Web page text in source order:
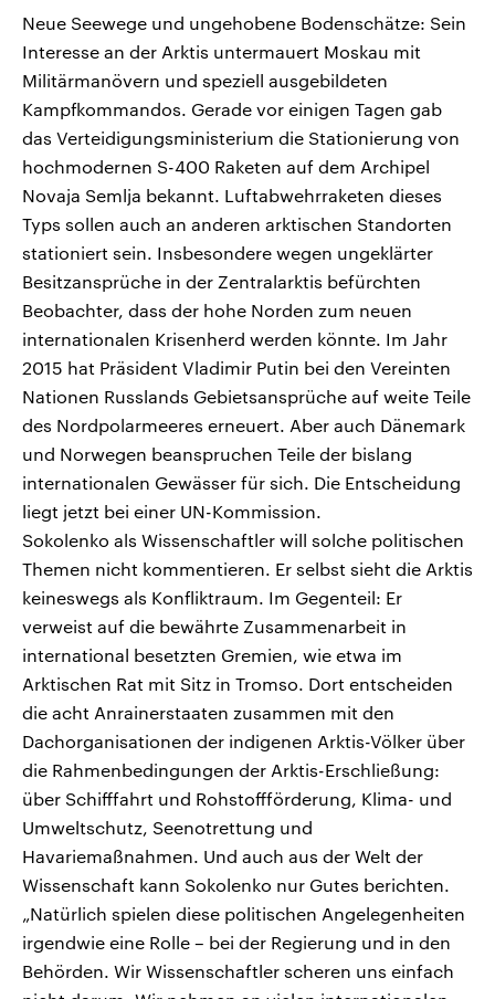
Neue Seewege und ungehobene Bodenschätze: Sein
Interesse an der Arktis untermauert Moskau mit
Militärmanövern und speziell ausgebildeten
Kampfkommandos. Gerade vor einigen Tagen gab
das Verteidigungsministerium die Stationierung von
hochmodernen S-400 Raketen auf dem Archipel
Novaja Semlja bekannt. Luftabwehrraketen dieses
Typs sollen auch an anderen arktischen Standorten
stationiert sein. Insbesondere wegen ungeklärter
Besitzansprüche in der Zentralarktis befürchten
Beobachter, dass der hohe Norden zum neuen
internationalen Krisenherd werden könnte. Im Jahr
2015 hat Präsident Vladimir Putin bei den Vereinten
Nationen Russlands Gebietsansprüche auf weite Teile
des Nordpolarmeeres erneuert. Aber auch Dänemark
und Norwegen beanspruchen Teile der bislang
internationalen Gewässer für sich. Die Entscheidung
liegt jetzt bei einer UN-Kommission.
Sokolenko als Wissenschaftler will solche politischen
Themen nicht kommentieren. Er selbst sieht die Arktis
keineswegs als Konfliktraum. Im Gegenteil: Er
verweist auf die bewährte Zusammenarbeit in
international besetzten Gremien, wie etwa im
Arktischen Rat mit Sitz in Tromso. Dort entscheiden
die acht Anrainerstaaten zusammen mit den
Dachorganisationen der indigenen Arktis-Völker über
die Rahmenbedingungen der Arktis-Erschließung:
über Schifffahrt und Rohstoffförderung, Klima- und
Umweltschutz, Seenotrettung und
Havariemaßnahmen. Und auch aus der Welt der
Wissenschaft kann Sokolenko nur Gutes berichten.
„Natürlich spielen diese politischen Angelegenheiten
irgendwie eine Rolle – bei der Regierung und in den
Behörden. Wir Wissenschaftler scheren uns einfach